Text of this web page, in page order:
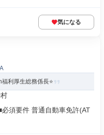
気になる
利厚生総務係長⭐️
須要件 普通自動車免許(AT